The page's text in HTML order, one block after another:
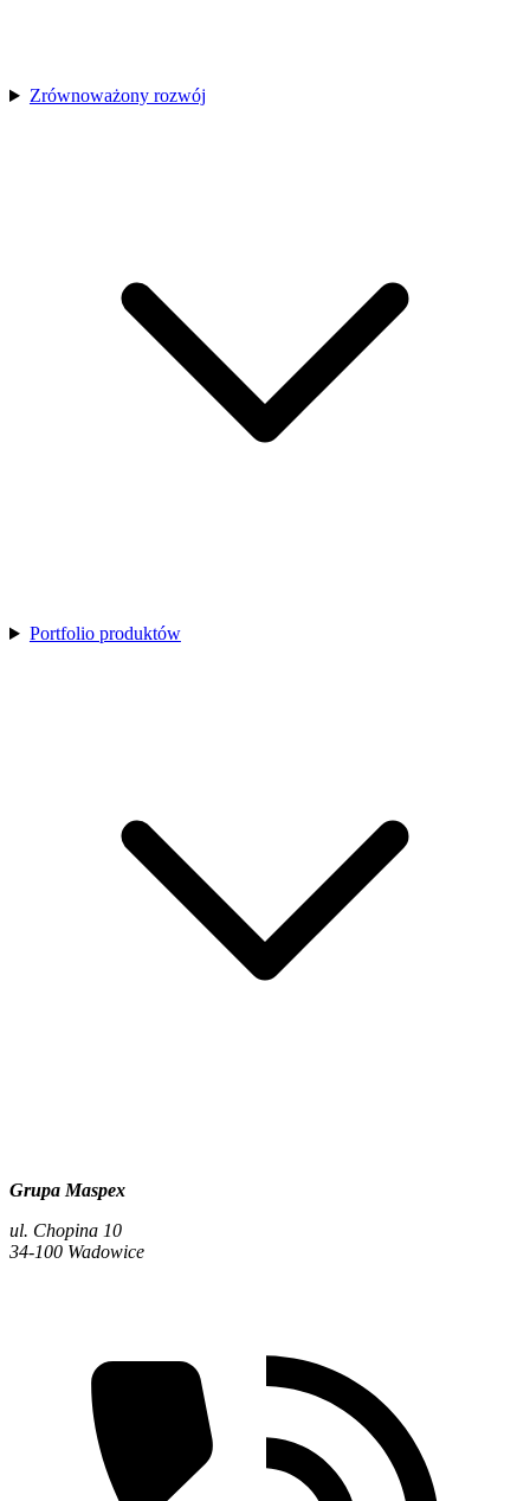
Zrównoważony rozwój
Portfolio produktów
Grupa Maspex
ul. Chopina 10
34-100 Wadowice